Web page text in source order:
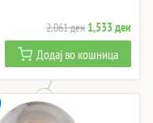
2,061ден Original
price
was:
2,061 ден.
1,533ден
price
is:
Додај во кошница